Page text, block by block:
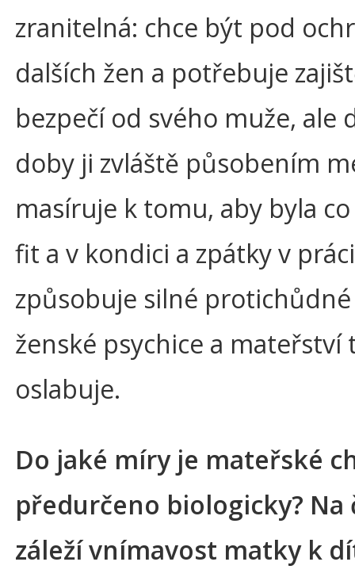
zranitelná: chce být pod
dalších žen a potřebuje
bezpečí od svého muže, ale
doby ji zvláště působením
masíruje k tomu, aby byla
fit a v kondici a zpátky v
způsobuje silné
ženské psychice a mateřství
oslabuje.
Do jaké míry je mateřské
předurčeno biologicky? Na
záleží vnímavost matky k